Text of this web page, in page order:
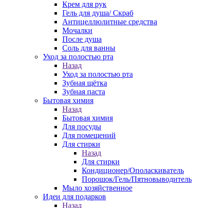
Крем для рук
Гель для душа/ Скраб
Антицеллюлитные средства
Мочалки
После душа
Соль для ванны
Уход за полостью рта
Назад
Уход за полостью рта
Зубная щётка
Зубная паста
Бытовая химия
Назад
Бытовая химия
Для посуды
Для помещений
Для стирки
Назад
Для стирки
Кондиционер/Ополаскиватель
Порошок/Гель/Пятновыводитель
Мыло хозяйственное
Идеи для подарков
Назад